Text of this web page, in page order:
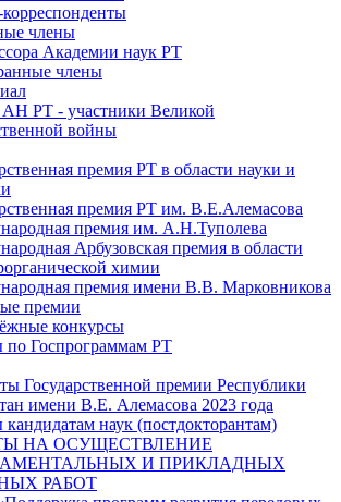
члены
Академии наук РТ
члены
РТ - участники Великой
войны
премия РТ в области науки и
премия РТ им. В.Е.Алемасова
премия им. А.Н.Туполева
Арбузовская премия в области
химии
премия имени В.В. Марковникова
премии
конкурсы
по Госпрограммам РТ
Государственной премии Республики
имени В.Е. Алемасова 2023 года
кандидатам наук (постдокторантам)
НА ОСУЩЕСТВЛЕНИЕ
И ПРИКЛАДНЫХ
РАБОТ